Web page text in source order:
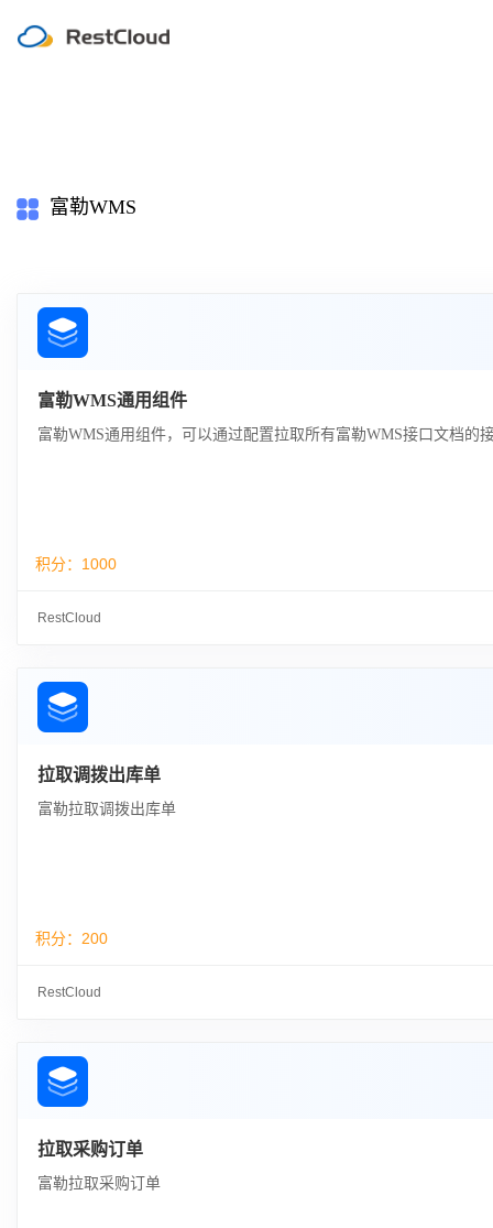
富勒WMS
富勒WMS通用组件
富勒WMS通用组件，可以通过配置拉取所有富勒WMS接口文档的
积分： 1000
RestCloud
拉取调拨出库单
富勒拉取调拨出库单
积分： 200
RestCloud
拉取采购订单
富勒拉取采购订单